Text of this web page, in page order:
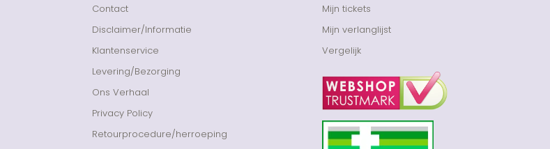
Contact
Disclaimer/Informatie
Klantenservice
Levering/Bezorging
Ons Verhaal
Privacy Policy
Retourprocedure/herroeping
Mijn tickets
Mijn verlanglijst
Vergelijk